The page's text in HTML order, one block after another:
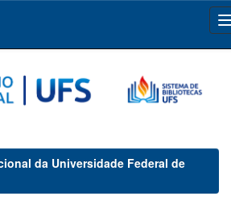
da Universidade Federal de